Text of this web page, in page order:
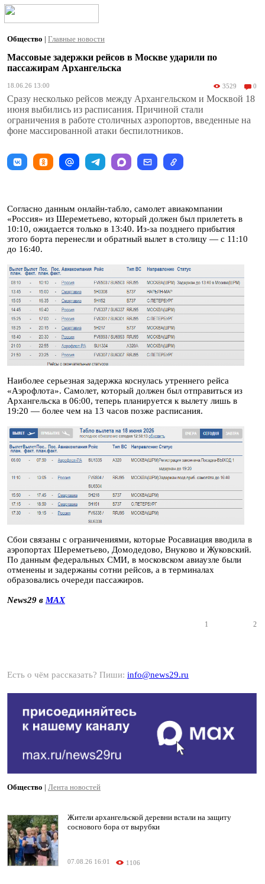
Общество | Главные новости
Массовые задержки рейсов в Москве ударили по
пассажирам Архангельска
18.06.26 13:00 3529 0
Сразу несколько рейсов между Архангельском и Москвой 18
июня выбились из расписания. Причиной стали
ограничения в работе столичных аэропортов, введенные на
фоне массированной атаки беспилотников.
Согласно данным онлайн-табло, самолет авиакомпании
«Россия» из Шереметьево, который должен был прилететь в
10:10, ожидается только в 13:40. Из-за позднего прибытия
этого борта перенесли и обратный вылет в столицу — с 11:10
до 16:40.
Наиболее серьезная задержка коснулась утреннего рейса
«Аэрофлота». Самолет, который должен был отправиться из
Архангельска в 06:00, теперь планируется к вылету лишь в
19:20 — более чем на 13 часов позже расписания.
Сбои связаны с ограничениями, которые Росавиация вводила в
аэропортах Шереметьево, Домодедово, Внуково и Жуковский.
По данным федеральных СМИ, в московском авиаузле были
отменены и задержаны сотни рейсов, а в терминалах
образовались очереди пассажиров.
News29 в MAX
1 2
Есть о чём рассказать? Пиши: info@news29.ru
Общество | Лента новостей
Жители архангельской деревни встали на защиту
соснового бора от вырубки
07.08.26 16:01 1106